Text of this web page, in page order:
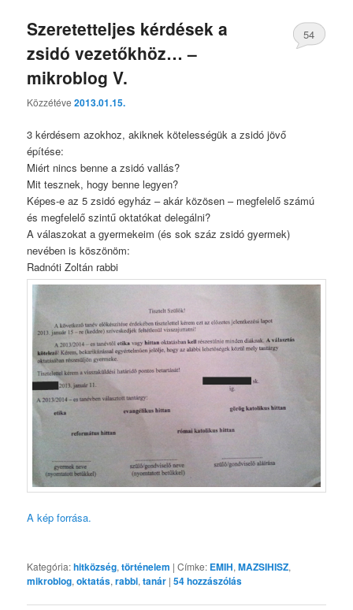
Szeretetteljes kérdések a
zsidó vezetőkhöz… –
mikroblog V.
Közzétéve2013.01.15.
54
3 kérdésem azokhoz, akiknek kötelességük a zsidó jövő
építése:
Miért nincs benne a zsidó vallás?
Mit tesznek, hogy benne legyen?
Képes-e az 5 zsidó egyház – akár közösen – megfelelő számú
és megfelelő szintű oktatókat delegálni?
A válaszokat a gyermekeim (és sok száz zsidó gyermek)
nevében is köszönöm:
Radnóti Zoltán rabbi
A kép forrása.
Kategória:hitközség,történelem |Címke: EMIH,MAZSIHISZ,
mikroblog,oktatás,rabbi,tanár |54hozzászólás